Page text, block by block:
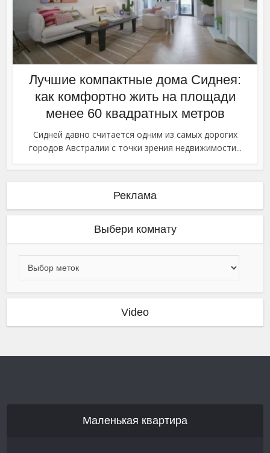
Лучшие компактные дома Сиднея:
как комфортно жить на площади
менее 60 квадратных метров
Сидней давно считается одним из самых дорогих
городов Австралии с точки зрения недвижимости...
Реклама
Выбери комнату
Video
Маленькая квартира